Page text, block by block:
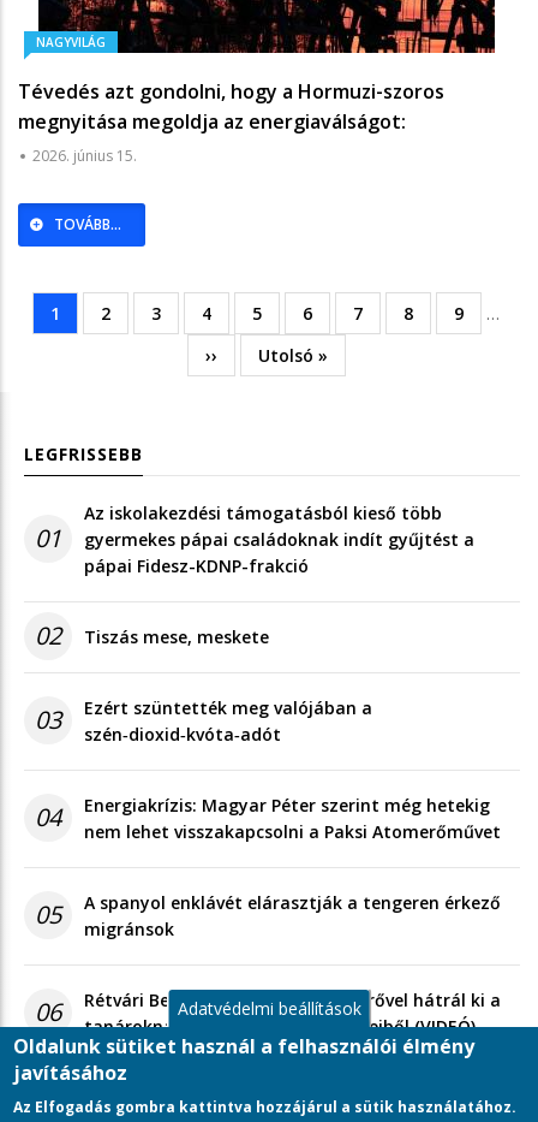
NAGYVILÁG
Tévedés azt gondolni, hogy a Hormuzi-szoros
megnyitása megoldja az energiaválságot:
megkongatták a vészharangot, az olajipari vállalatok
Világgazdaság
2026. június 15.
TOVÁBB...
Oldalszámozás
Jelenlegi
oldal
1 Oldal
2 Oldal
3 Oldal
4 Oldal
5 Oldal
6 Oldal
7 Oldal
8 Oldal
9
…
Következő
oldal
››
Utolsó
oldal
Utolsó »
LEGFRISSEBB
01
Az iskolakezdési támogatásból kieső több
gyermekes pápai családoknak indít gyűjtést a
pápai Fidesz-KDNP-frakció
02 Tiszás mese, meskete
03
Ezért szüntették meg valójában a
szén‑dioxid‑kvóta‑adót
04
Energiakrízis: Magyar Péter szerint még hetekig
nem lehet visszakapcsolni a Paksi Atomerőművet
05
A spanyol enklávét elárasztják a tengeren érkező
migránsok
06
Rétvári Bence: Magyar Péter gőzerővel hátrál ki a
tanároknak tett választási ígéreteiből (VIDEÓ)
Adatvédelmi beállítások
Oldalunk sütiket használ a felhasználói élmény
javításához
Az Elfogadás gombra kattintva hozzájárul a sütik használatához.